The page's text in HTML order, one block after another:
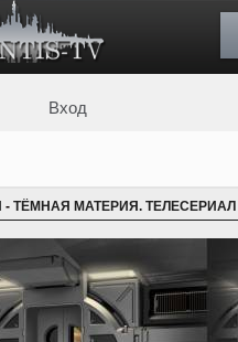
Вход
- ТЁМНАЯ МАТЕРИЯ. ТЕЛЕСЕРИАЛ